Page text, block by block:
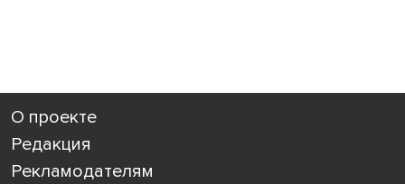
О проекте
Редакция
Рекламодателям